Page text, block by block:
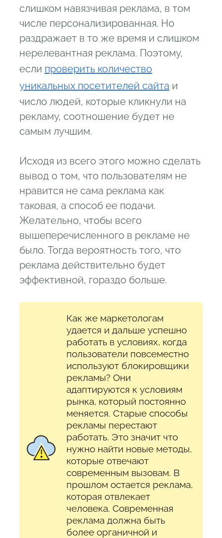
слишком навязчивая реклама, в том
числе персонализированная. Но
раздражает в то же время и слишком
нерелевантная реклама. Поэтому,
если проверить количество
уникальных посетителей сайта и
число людей, которые кликнули на
рекламу, соотношение будет не
самым лучшим.
Исходя из всего этого можно сделать
вывод о том, что пользователям не
нравится не сама реклама как
таковая, а способ ее подачи.
Желательно, чтобы всего
вышеперечисленного в рекламе не
было. Тогда вероятность того, что
реклама действительно будет
эффективной, гораздо больше.
Как же маркетологам
удается и дальше успешно
работать в условиях, когда
пользователи повсеместно
используют блокировщики
рекламы? Они
адаптируются к условиям
рынка, который постоянно
меняется. Старые способы
рекламы перестают
работать. Это значит что
нужно найти новые методы,
которые отвечают
современным вызовам. В
прошлом остается реклама,
которая отвлекает
человека. Современная
реклама должна быть
более органичной и